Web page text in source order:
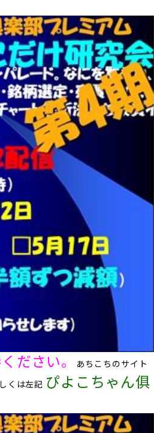
ださい。
あちこちのサイト
くは左記 ぴよこちゃん俱